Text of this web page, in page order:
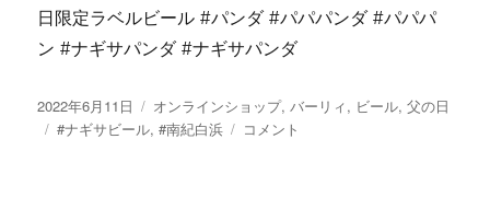
日限定ラベルビール #パンダ #パパパンダ #パパパ
ン #ナギサパンダ #ナギサパンダ
投
稿
2022年6月11日
カ
テ
オンラインショップ,バーリィ, ビール,父の日
タ
#ナギサビール,#南紀白浜
ナ
コメント